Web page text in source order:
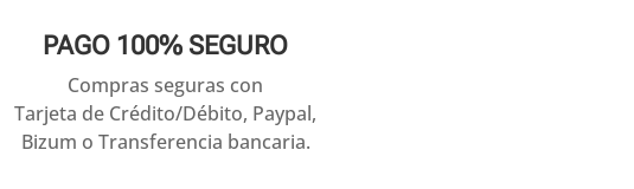
PAGO 100% SEGURO
Compras seguras con
Tarjeta de Crédito/Débito, Paypal,
Bizum o Transferencia bancaria.